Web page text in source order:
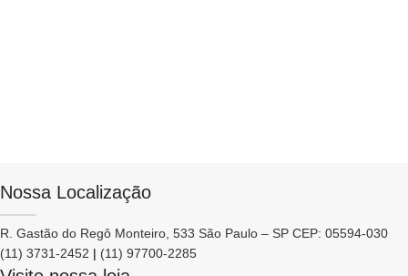
Nossa Localização
R. Gastão do Regô Monteiro, 533 São Paulo – SP CEP: 05594-030
(11) 3731-2452 | (11) 97700-2285